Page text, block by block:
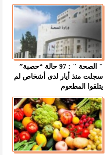
" الصحة " : 97 حالة “حصبة”
سجلت منذ أيار لدى أشخاص لم
يتلقوا المطعوم